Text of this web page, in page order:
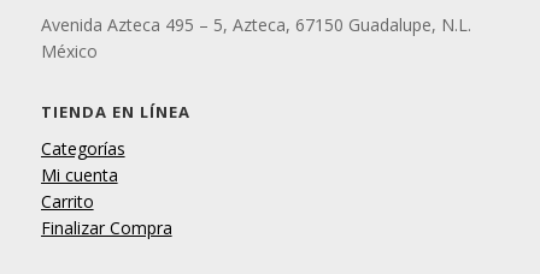
Avenida Azteca 495 – 5, Azteca, 67150 Guadalupe, N.L.
México
TIENDA EN LÍNEA
Categorías
Mi cuenta
Carrito
Finalizar Compra